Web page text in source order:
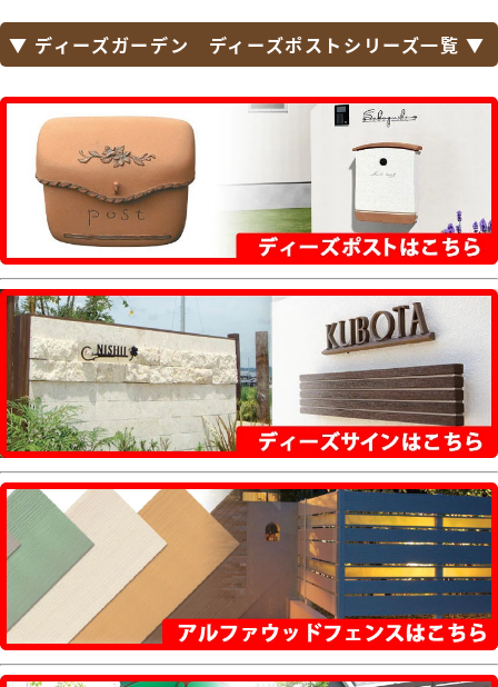
ファイン ウッド・ノイエキューブ・ライク・テ
ィンバー・モリビア・カーブス・ソニック・ゼ
ラフィーニ・イルヴァリオ グレイン・クレール
イン・ファン セイル・ディーポスト・フィール
II・ノーラン・マカロン・ミルク・カヌレ・テ
ディ・メリィ・アルコ・ポスタ プラスII
【セキスイデザインワークス】
Bobi（ボビ）・BonBobi（ボンボビ）・
BobiCargo（ボビカーゴ）・bobiround（ボ
ビラウンド）・メリピラリ・Moominbobi（ム
ーミンボビ）・オスロ・ノボックス・ティンブ
ク・ボン・キョウト・シェルプール・トウキョ
ウ・ベガス・ディープノブロック・マックスノ
ブロック・メンフィス・ビバリー・ダニング・
エリカデザインライン・フラボックス・レター
ボックスマン
【パナソニック エクステリア】
サインポスト・小包ポスト パケモ-UF・フェイ
サス-NFR・フェイサス-FF・フェイサス-VL・
フェイサス-int・ユニサス・ユーロバッグ・BM
型・EM型・KC型・BS型・クリアス-FF・テセ
ライト
【四国化成】
アルメール WF型・DA型・DF型・DUAL型・
UT型・UH型・HA型・HS型・UC型・KC型・
KH型・KF型
▼ ディーズガーデン ディーズポストシリーズ一覧 ▼